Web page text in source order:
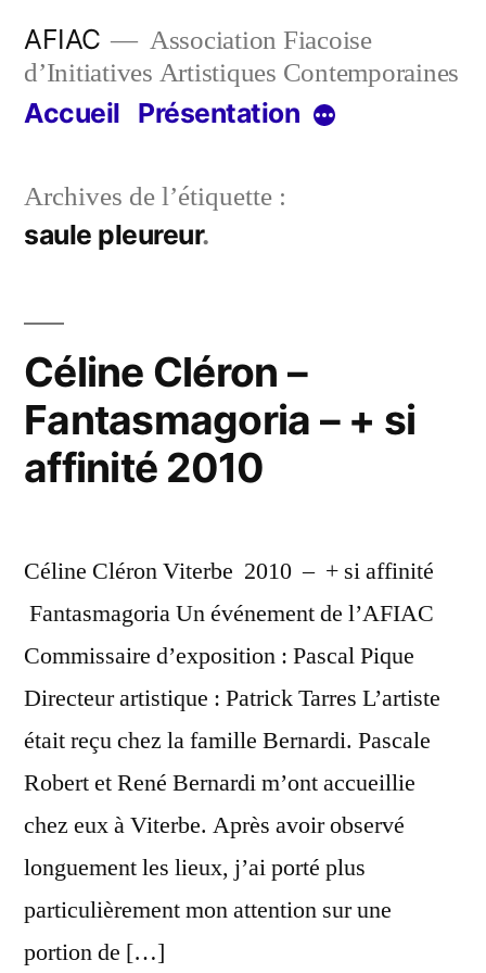
contenu
AFIAC
Association Fiacoise
d’Initiatives Artistiques Contemporaines
Accueil Présentation Plus
Archives de l’étiquette :
saule pleureur
Céline Cléron –
Fantasmagoria – + si
affinité 2010
Céline Cléron Viterbe 2010 – + si affinité
Fantasmagoria Un événement de l’AFIAC
Commissaire d’exposition : Pascal Pique
Directeur artistique : Patrick Tarres L’artiste
était reçu chez la famille Bernardi. Pascale
Robert et René Bernardi m’ont accueillie
chez eux à Viterbe. Après avoir observé
longuement les lieux, j’ai porté plus
particulièrement mon attention sur une
portion de […]